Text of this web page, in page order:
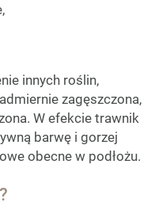
innych roślin,
zagęszczona,
W efekcie trawnik
barwę i gorzej
obecne w podłożu.